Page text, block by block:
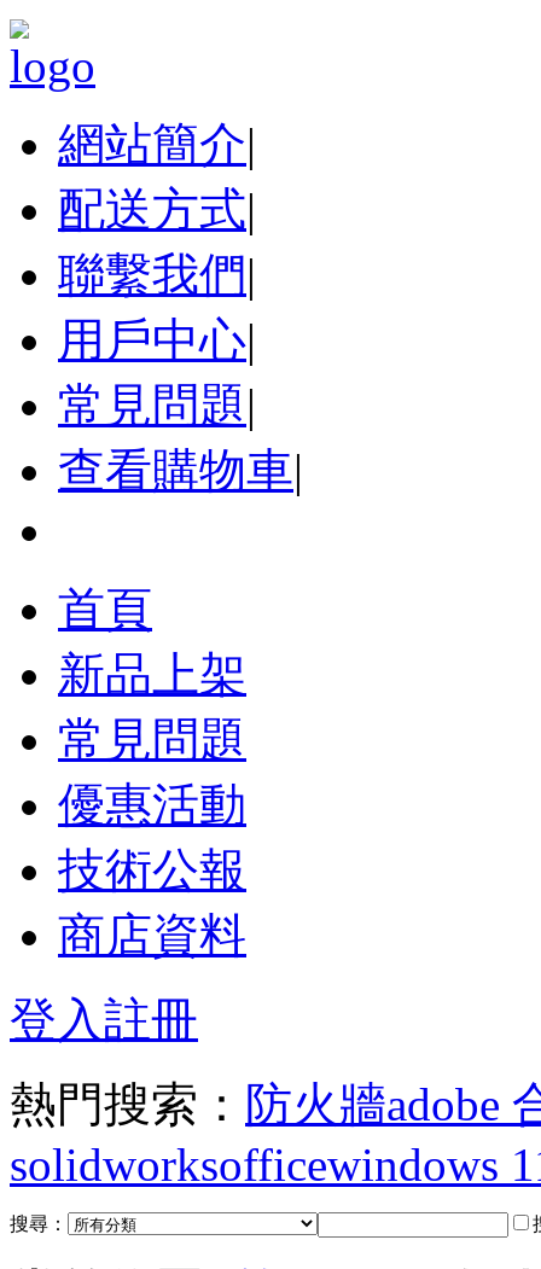
網站簡介|
配送方式|
聯繫我們|
用戶中心|
常見問題|
查看購物車|
首頁
新品上架
常見問題
優惠活動
技術公報
商店資料
登入註冊
熱門搜索： 防火牆adobe
solidworksofficewindows
搜尋：